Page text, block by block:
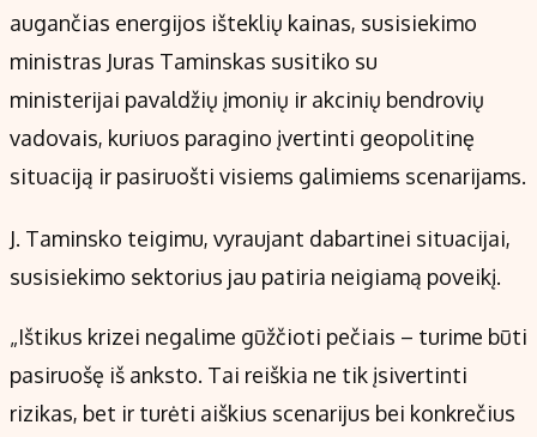
augančias energijos išteklių kainas, susisiekimo
ministras Juras Taminskas susitiko su
ministerijai pavaldžių įmonių ir akcinių bendrovių
vadovais, kuriuos paragino įvertinti geopolitinę
situaciją ir pasiruošti visiems galimiems scenarijams.
J. Taminsko teigimu, vyraujant dabartinei situacijai,
susisiekimo sektorius jau patiria neigiamą poveikį.
„Ištikus krizei negalime gūžčioti pečiais – turime būti
pasiruošę iš anksto. Tai reiškia ne tik įsivertinti
rizikas, bet ir turėti aiškius scenarijus bei konkrečius